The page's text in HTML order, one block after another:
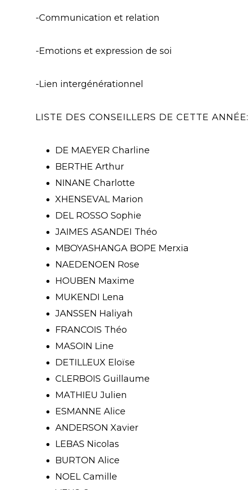
-Communication et relation
-Emotions et expression de soi
-Lien intergénérationnel
LISTE DES CONSEILLERS DE CETTE ANNÉE:
DE MAEYER Charline
BERTHE Arthur
NINANE Charlotte
XHENSEVAL Marion
DEL ROSSO Sophie
JAIMES ASANDEI Théo
MBOYASHANGA BOPE Merxia
NAEDENOEN Rose
HOUBEN Maxime
MUKENDI Lena
JANSSEN Haliyah
FRANCOIS Théo
MASOIN Line
DETILLEUX Eloïse
CLERBOIS Guillaume
MATHIEU Julien
ESMANNE Alice
ANDERSON Xavier
LEBAS Nicolas
BURTON Alice
NOEL Camille